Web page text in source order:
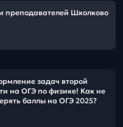
преподавателей Школково
задач второй
на ОГЭ по физике! Как не
баллы на ОГЭ 2025?